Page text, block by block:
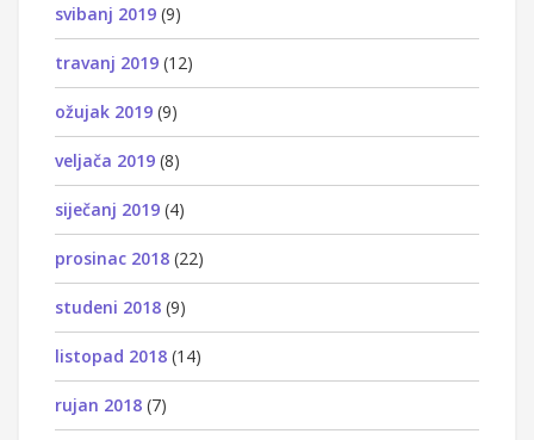
svibanj 2019 (9)
travanj 2019 (12)
ožujak 2019 (9)
veljača 2019 (8)
siječanj 2019 (4)
prosinac 2018 (22)
studeni 2018 (9)
listopad 2018 (14)
rujan 2018 (7)